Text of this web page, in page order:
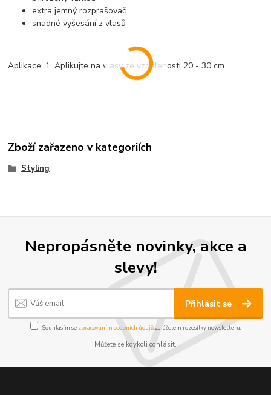
extra jemný rozprašovač
snadné vyšesání z vlasů
Aplikace: 1. Aplikujte na vlasy ze vzdálenosti 20 - 30 cm.
Zboží zařazeno v kategoriích
Styling
Nepropásněte novinky, akce a
slevy!
Přihlásit se
Souhlasím se zpracováním osobních údajůza účelem rozesílky newsletteru.
Můžete se kdykoli odhlásit.